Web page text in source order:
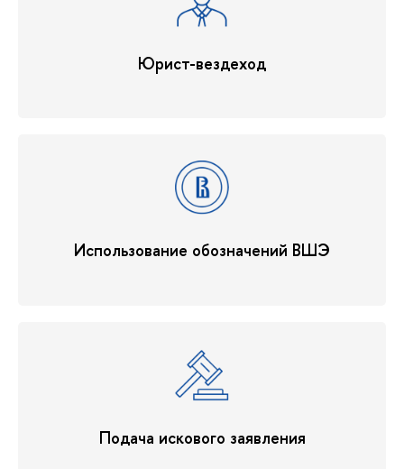
Юрист-вездеход
Использование обозначений ВШЭ
Подача искового заявления